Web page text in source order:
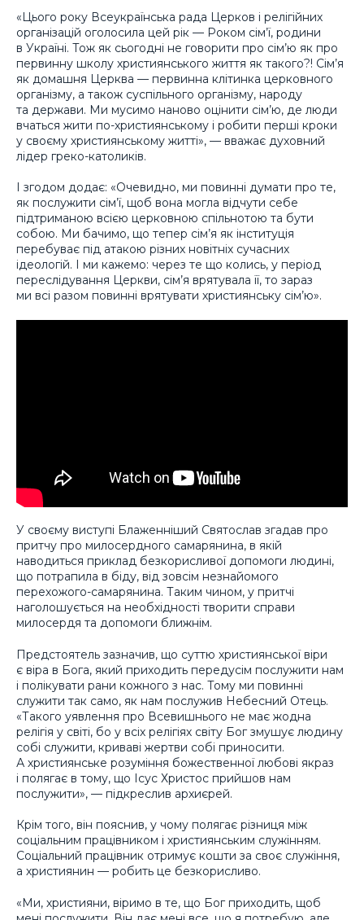
«Цього року Всеукраїнська рада Церков і релігійних
організацій оголосила цей рік — Роком сім’ї, родини
в Україні. Тож як сьогодні не говорити про сім’ю як про
первинну школу християнського життя як такого?! Сім’я
як домашня Церква — первинна клітинка церковного
організму, а також суспільного організму, народу
та держави. Ми мусимо наново оцінити сім’ю, де люди
вчаться жити по-християнському і робити перші кроки
у своєму християнському житті», — вважає духовний
лідер греко-католиків.
І згодом додає: «Очевидно, ми повинні думати про те,
як послужити сім’ї, щоб вона могла відчути себе
підтриманою всією церковною спільнотою та бути
собою. Ми бачимо, що тепер сім’я як інституція
перебуває під атакою різних новітніх сучасних
ідеологій. І ми кажемо: через те що колись, у період
переслідування Церкви, сім’я врятувала її, то зараз
ми всі разом повинні врятувати християнську сім’ю».
У своєму виступі Блаженніший Святослав згадав про
притчу про милосердного самарянина, в якій
наводиться приклад безкорисливої допомоги людині,
що потрапила в біду, від зовсім незнайомого
перехожого-самарянина. Таким чином, у притчі
наголошується на необхідності творити справи
милосердя та допомоги ближнім.
Предстоятель зазначив, що суттю християнської віри
є віра в Бога, який приходить передусім послужити нам
і полікувати рани кожного з нас. Тому ми повинні
служити так само, як нам послужив Небесний Отець.
«Такого уявлення про Всевишнього не має жодна
релігія у світі, бо у всіх релігіях світу Бог змушує людину
собі служити, криваві жертви собі приносити.
А християнське розуміння божественної любові якраз
і полягає в тому, що Ісус Христос прийшов нам
послужити», — підкреслив архиєрей.
Крім того, він пояснив, у чому полягає різниця між
соціальним працівником і християнським служінням.
Соціальний працівник отримує кошти за своє служіння,
а християнин — робить це безкорисливо.
«Ми, християни, віримо в те, що Бог приходить, щоб